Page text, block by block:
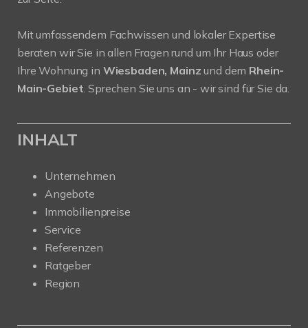
Mit umfassendem Fachwissen und lokaler Expertise
beraten wir Sie in allen Fragen rund um Ihr Haus oder
Ihre Wohnung in Wiesbaden, Mainzund dem Rhein-
Main-Gebiet. Sprechen Sie uns an - wir sind für Sie da.
INHALT
Unternehmen
Angebote
Immobilienpreise
Service
Referenzen
Ratgeber
Region